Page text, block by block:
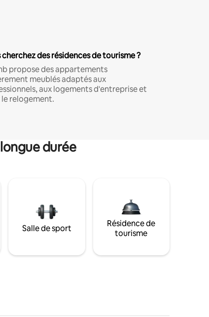
cherchez des résidences de tourisme ?
propose des appartements
meublés adaptés aux
aux logements d'entreprise et
relogement.
durée
Salle de sport
Résidence de
tourisme